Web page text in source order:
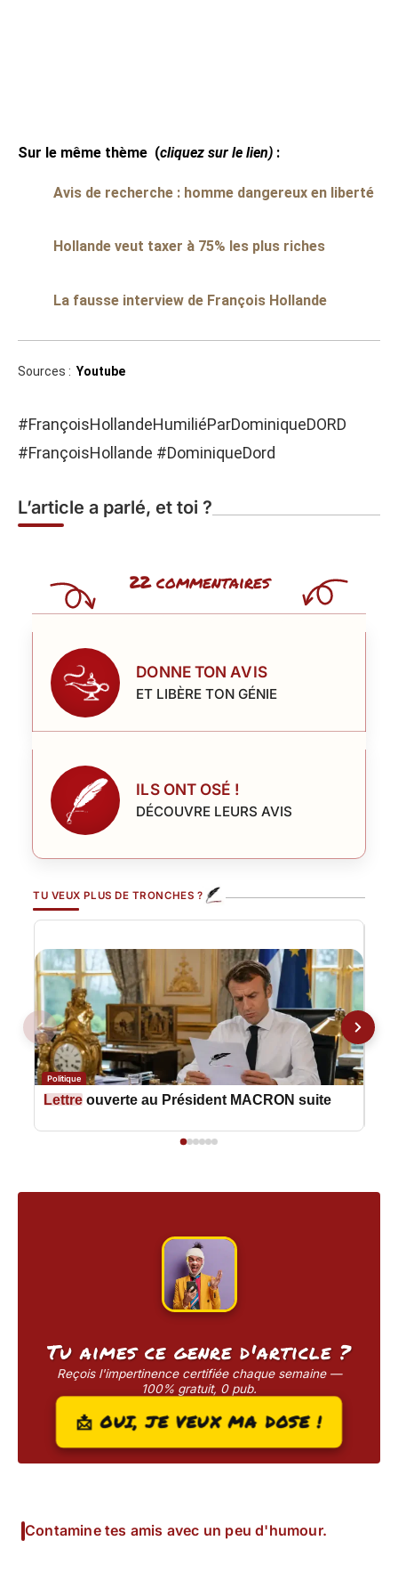
Sur le même thème (cliquez sur le lien) :
Avis de recherche : homme dangereux en liberté
Hollande veut taxer à 75% les plus riches
La fausse interview de François Hollande
Sources : Youtube
#FrançoisHollandeHumiliéParDominiqueDORD
#FrançoisHollande #DominiqueDord
L’article a parlé, et toi ?
22 commentaires
DONNE TON AVIS
ET LIBÈRE TON GÉNIE
ILS ONT OSÉ !
DÉCOUVRE LEURS AVIS
TU VEUX PLUS DE TRONCHES ?
Politique
Lettre ouverte au Président MACRON suite
Tu aimes ce genre d'article ?
Reçois l'impertinence certifiée chaque semaine —
100% gratuit, 0 pub.
📩 OUI, JE VEUX MA DOSE !
Contamine tes amis avec un peu d'humour.